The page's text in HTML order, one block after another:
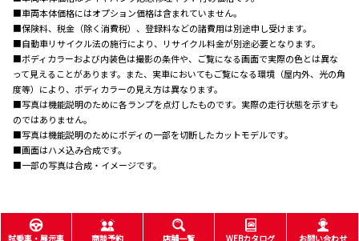
■車両本体価格にはオプション価格は含まれていません。
■保険料、税金（除く消費税）、登録料などの諸費用は別途申し受けます。
■自動車リサイクル法の施行により、リサイクル料金が別途必要となります。
■ボディカラーおよび内装色は撮影の条件や、ご覧になる画面で実際の色とは異な
って見えることがあります。また、実車においてもご覧になる環境（屋内外、光の角
度等）により、ボディカラーの見え方は異なります。
■写真は機能説明のために各ランプを点灯したものです。実際の走行状態を示すも
のではありません。
■写真は機能説明のためにボディの一部を切断したカットモデルです。
■画面はハメ込み合成です。
■一部の写真は合成・イメージです。
試乗車・展示車 商談予約 店舗一覧 WEBカタログ お問い合わせ